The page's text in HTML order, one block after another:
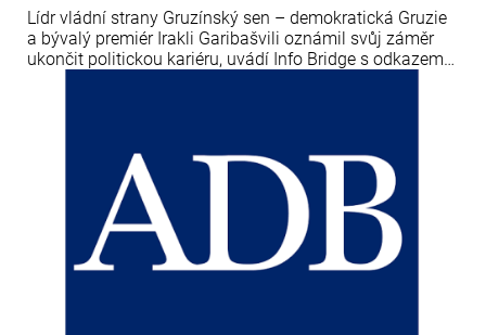
Lídr vládní strany Gruzínský sen – demokratická Gruzie
a bývalý premiér Irakli Garibašvili oznámil svůj záměr
ukončit politickou kariéru, uvádí Info Bridge s odkazem